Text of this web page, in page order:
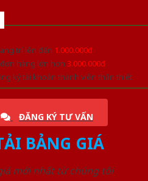
trí lên đến 1.000.000đ
hàng lớn hơn 3.000.000đ
ký tài khoản thành viên thân thiết
ĐĂNG KÝ TƯ VẤN
BẢNG GIÁ
mới nhất từ chúng tôi